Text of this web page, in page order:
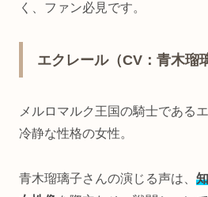
く、ファン必見です。
エクレール（CV：青木瑠
メルロマルク王国の騎士である
冷静な性格の女性。
青木瑠璃子さんの演じる声は、